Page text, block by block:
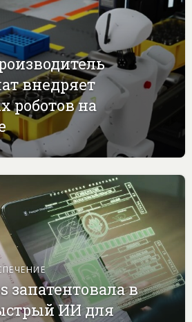
внедряет
роботов на
запатентовала в
ИИ для